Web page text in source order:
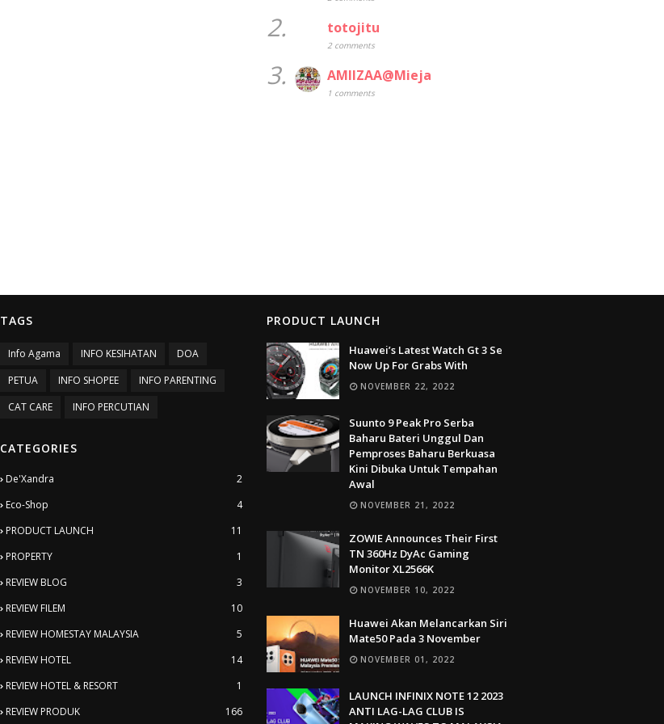
2. totojitu
2 comments
3. AMIIZAA@Mieja
1 comments
TAGS
Info Agama INFO KESIHATAN
DOA
PETUA
INFO SHOPEE
INFO PARENTING
CAT CARE
INFO PERCUTIAN
CATEGORIES
De'Xandra
2
Eco-Shop
4
PRODUCT LAUNCH
11
PROPERTY
1
REVIEW BLOG
3
REVIEW FILEM
10
REVIEW HOMESTAY MALAYSIA
5
REVIEW HOTEL
14
REVIEW HOTEL & RESORT
1
REVIEW PRODUK
166
PRODUCT LAUNCH
Huawei’s Latest Watch Gt 3 Se
Now Up For Grabs With
NOVEMBER 22, 2022
Suunto 9 Peak Pro Serba
Baharu Bateri Unggul Dan
Pemproses Baharu Berkuasa
Kini Dibuka Untuk Tempahan
Awal
NOVEMBER 21, 2022
ZOWIE Announces Their First
TN 360Hz DyAc Gaming
Monitor XL2566K
NOVEMBER 10, 2022
Huawei Akan Melancarkan Siri
Mate50 Pada 3 November
NOVEMBER 01, 2022
LAUNCH INFINIX NOTE 12 2023
ANTI LAG-LAG CLUB IS